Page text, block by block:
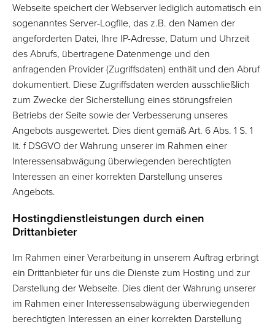
Webseite speichert der Webserver lediglich automatisch ein
sogenanntes Server-Logfile, das z.B. den Namen der
angeforderten Datei, Ihre IP-Adresse, Datum und Uhrzeit
des Abrufs, übertragene Datenmenge und den
anfragenden Provider (Zugriffsdaten) enthält und den Abruf
dokumentiert. Diese Zugriffsdaten werden ausschließlich
zum Zwecke der Sicherstellung eines störungsfreien
Betriebs der Seite sowie der Verbesserung unseres
Angebots ausgewertet. Dies dient gemäß Art. 6 Abs. 1 S. 1
lit. f DSGVO der Wahrung unserer im Rahmen einer
Interessensabwägung überwiegenden berechtigten
Interessen an einer korrekten Darstellung unseres
Angebots.
Hostingdienstleistungen durch einen
Drittanbieter
Im Rahmen einer Verarbeitung in unserem Auftrag erbringt
ein Drittanbieter für uns die Dienste zum Hosting und zur
Darstellung der Webseite. Dies dient der Wahrung unserer
im Rahmen einer Interessensabwägung überwiegenden
berechtigten Interessen an einer korrekten Darstellung